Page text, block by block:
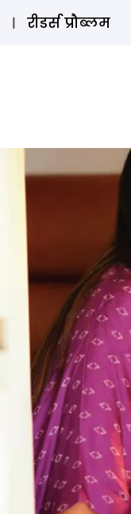
रीडर्स प्रौब्लम